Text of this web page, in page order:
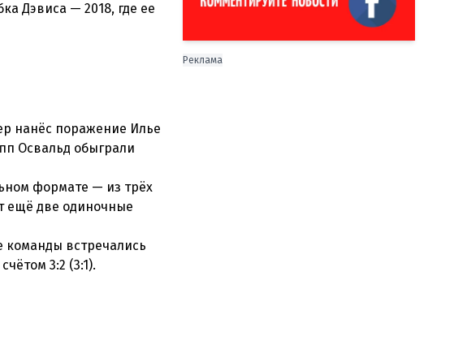
Дэвиса — 2018, где ее
нанёс поражение Илье
Освальд обыграли
формате — из трёх
ещё две одиночные
команды встречались
Реклама